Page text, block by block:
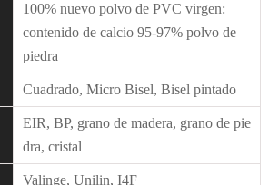
100% nuevo polvo de PVC virgen:
contenido de calcio 95-97% polvo de
piedra
Cuadrado, Micro Bisel, Bisel pintado
EIR, BP, grano de madera, grano de pie
dra, cristal
Valinge, Unilin, I4F